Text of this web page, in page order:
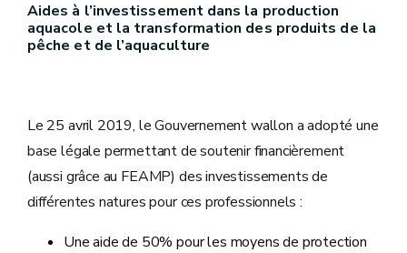
Aides à l’investissement dans la production
aquacole et la transformation des produits de la
pêche et de l’aquaculture
Le 25 avril 2019, le Gouvernement wallon a adopté une
base légale permettant de soutenir financièrement
(aussi grâce au FEAMP) des investissements de
différentes natures pour ces professionnels :
Une aide de 50% pour les moyens de protection